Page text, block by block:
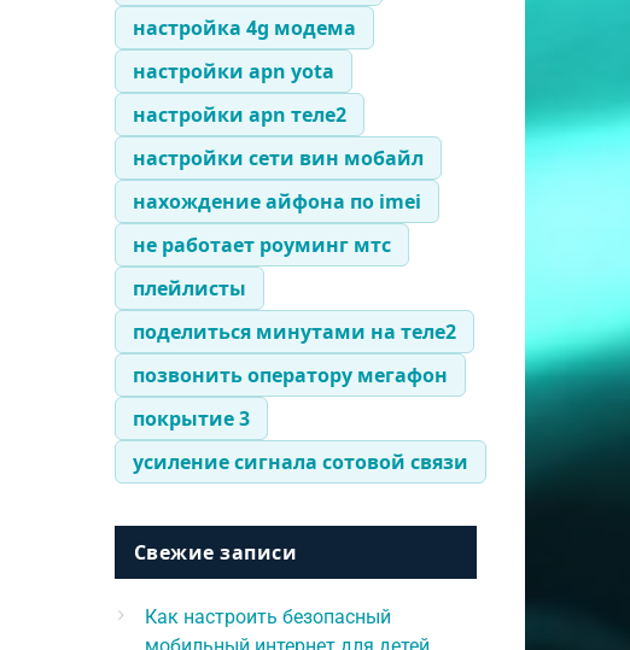
настройка 4g модема
настройки apn yota
настройки apn теле2
настройки сети вин мобайл
нахождение айфона по imei
не работает роуминг мтс
плейлисты
поделиться минутами на теле2
позвонить оператору мегафон
покрытие 3
усиление сигнала сотовой связи
Свежие записи
Как настроить безопасный